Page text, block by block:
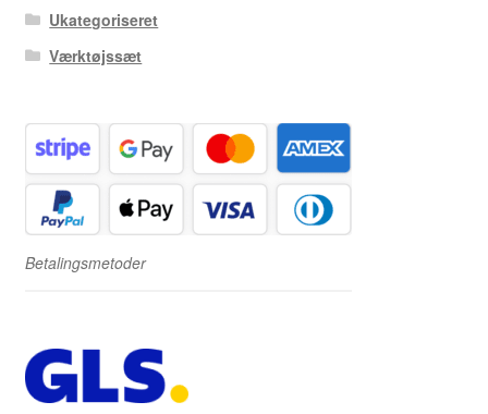
Ukategoriseret
Værktøjssæt
Betalingsmetoder